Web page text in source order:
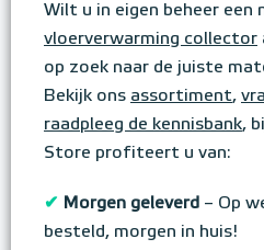
Wilt u in eigen beheer een
vloerverwarming collector
op zoek naar de juiste
Bekijk ons assortiment,
raadpleeg de kennisbank,
Store profiteert u van:
✔ Morgen geleverd – Op
besteld, morgen in huis!